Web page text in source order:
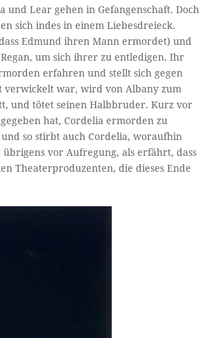
Lear gehen in Gefangenschaft. Doch
sich indes in einem Liebesdreieck.
Edmund ihren Mann ermordet) und
um sich ihrer zu entledigen. Ihr
erfahren und stellt sich gegen
verwickelt war, wird von Albany zum
und tötet seinen Halbbruder. Kurz vor
hat, Cordelia ermorden zu
so stirbt auch Cordelia, woraufhin
vor Aufregung, als erfährt, dass
Theaterproduzenten, die dieses Ende